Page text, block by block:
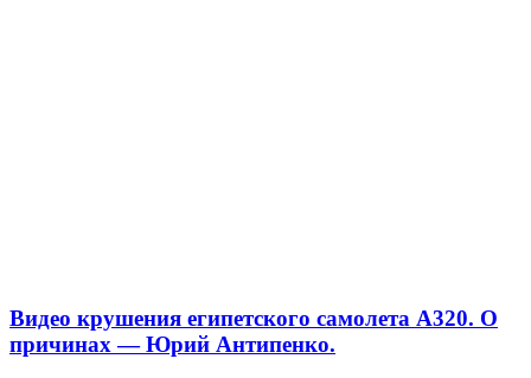
Видео крушения египетского самолета А320. О
причинах — Юрий Антипенко.